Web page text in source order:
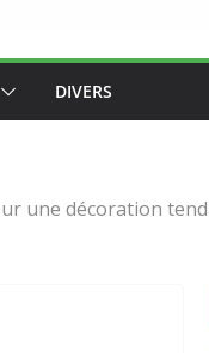
DIVERS
une décoration